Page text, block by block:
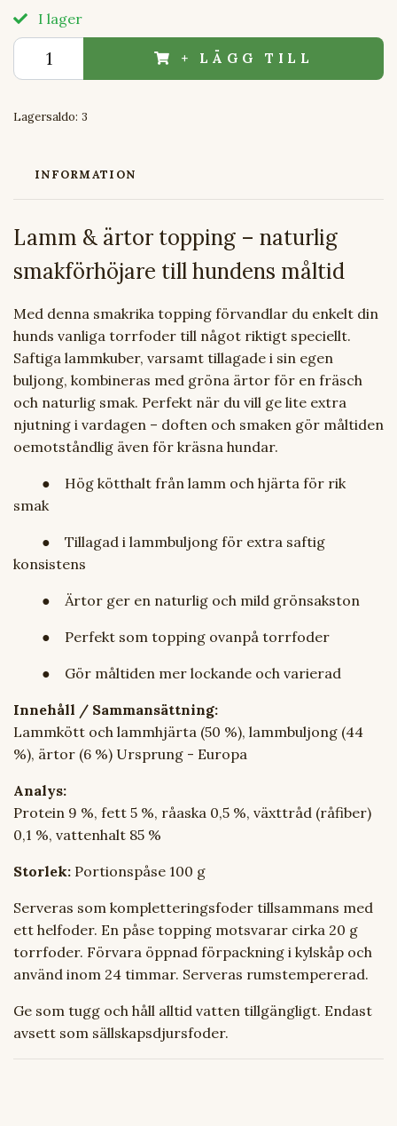
I lager
+ LÄGG TILL
Lagersaldo: 3
INFORMATION
Lamm & ärtor topping – naturlig
smakförhöjare till hundens måltid
Med denna smakrika topping förvandlar du enkelt din
hunds vanliga torrfoder till något riktigt speciellt.
Saftiga lammkuber, varsamt tillagade i sin egen
buljong, kombineras med gröna ärtor för en fräsch
och naturlig smak. Perfekt när du vill ge lite extra
njutning i vardagen – doften och smaken gör måltiden
oemotståndlig även för kräsna hundar.
● Hög kötthalt från lamm och hjärta för rik
smak
● Tillagad i lammbuljong för extra saftig
konsistens
● Ärtor ger en naturlig och mild grönsakston
● Perfekt som topping ovanpå torrfoder
● Gör måltiden mer lockande och varierad
Innehåll / Sammansättning:
Lammkött och lammhjärta (50 %), lammbuljong (44
%), ärtor (6 %) Ursprung - Europa
Analys:
Protein 9 %, fett 5 %, råaska 0,5 %, växttråd (råfiber)
0,1 %, vattenhalt 85 %
Storlek: Portionspåse 100 g
Serveras som kompletteringsfoder tillsammans med
ett helfoder. En påse topping motsvarar cirka 20 g
torrfoder. Förvara öppnad förpackning i kylskåp och
använd inom 24 timmar. Serveras rumstempererad.
Ge som tugg och håll alltid vatten tillgängligt. Endast
avsett som sällskapsdjursfoder.